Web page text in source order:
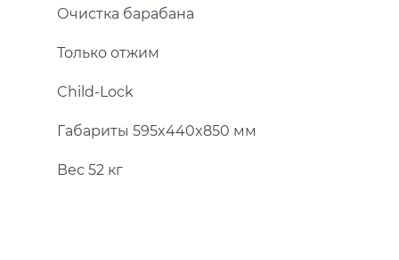
Очистка барабана
Только отжим
Child -Lock
Габариты 595x440x850 мм
Вес 52 кг